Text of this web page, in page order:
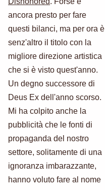
ancora presto per fare
questi bilanci, ma per ora è
senz'altro il titolo con la
migliore direzione artistica
che si è visto quest'anno.
Un degno successore di
Deus Ex dell'anno scorso.
Mi ha colpito anche la
pubblicità che le fonti di
propaganda del nostro
settore, solitamente di una
ignoranza imbarazzante,
hanno voluto fare al nome